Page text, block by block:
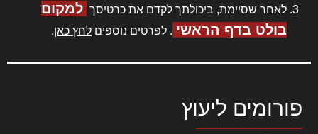
לאחר שסיימת, ביכולתך לקדם את כרטיסך למקום
בולט בדף הראשי . לפרטים נוספים לחץ כאן.
פורומים ליעוץ